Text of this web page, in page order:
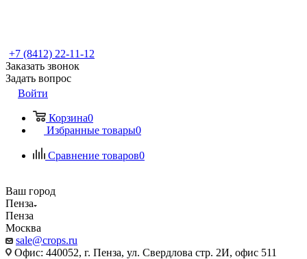
+7 (8412) 22-11-12
Заказать звонок
Задать вопрос
Войти
Корзина0
Избранные товары0
Сравнение товаров0
Ваш город
Пенза
Пенза
Москва
sale@crops.ru
Офис: 440052, г. Пенза, ул. Свердлова стр. 2И, офис 511